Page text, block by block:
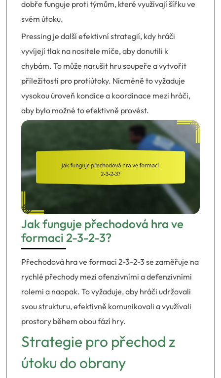
dobře funguje proti týmům, které využívají šířku ve
svém útoku.
Pressing je další efektivní strategií, kdy hráči
vyvíjejí tlak na nositele míče, aby donutili k
chybám. To může narušit hru soupeře a vytvořit
příležitosti pro protiútoky. Nicméně to vyžaduje
vysokou úroveň kondice a koordinace mezi hráči,
aby bylo možné to efektivně provést.
Jak funguje přechodová hra ve
formaci 2-3-2-3?
Přechodová hra ve formaci 2-3-2-3 se zaměřuje na
rychlé přechody mezi ofenzivními a defenzivními
rolemi a naopak. To vyžaduje, aby hráči udržovali
svou strukturu, efektivně komunikovali a využívali
prostory během obou fází hry.
Strategie pro přechod z
útoku do obrany